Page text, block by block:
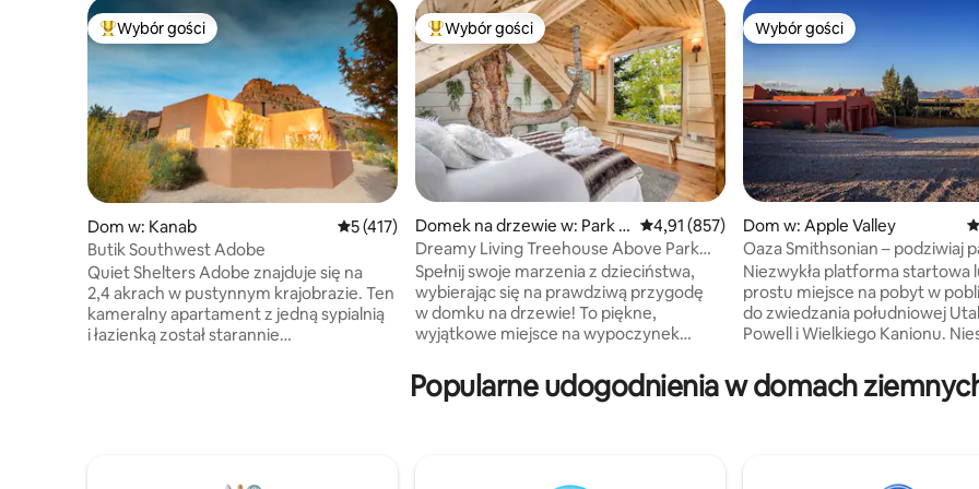
Najpopularniejsze z kategorii Wybór gości
Wybór gości
Dom w: Kanab Średnia ocena: 5 na 5, liczba recenzji: 417
5 (417)
Butik Southwest Adobe
Quiet Shelters Adobe znajduje się na
2,4 akrach w pustynnym krajobrazie. Ten
kameralny apartament z jedną sypialnią
i łazienką został starannie
sprawiają, że codzienny hałas ustępuje
Najpopularniejsze z kategorii Wybór gości
Wybór gości
Domek na drzewie w: Park C
ity
Średnia ocena: 4,91 na 5, liczba recenzji: 857
4,91 (857)
Dreamy Living Treehouse Above Park
City ze świetlikiem
Spełnij swoje marzenia z dzieciństwa,
wybierając się na prawdziwą przygodę
w domku na drzewie! To piękne,
wyjątkowe miejsce na wypoczynek
otoczone 200-letnią jodłą. Dostępny
tylko dla 4x4/AWD (łańcuchy śniegowe
Wybór gości
Wybór gości
Dom w: Apple Valley
Oaza Smithsonian – podziwiaj
Zion
Niezwykła platforma startowa
prostu miejsce na pobyt w
do zwiedzania południowej
Powell i Wielkiego Kanionu.
południa, Smithsonian Butte i
Gooseberry Mesa od
ogromnego pokoju zabaw,
Popularne udogodnienia w domach